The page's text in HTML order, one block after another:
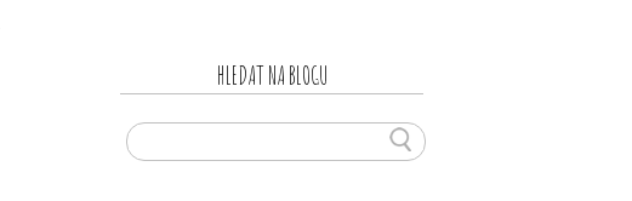
HLEDAT NA BLOGU